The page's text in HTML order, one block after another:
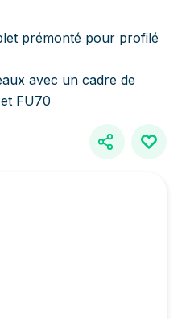
prémonté pour profilé
avec un cadre de
FU70